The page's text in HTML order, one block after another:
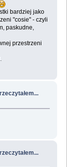
bardziej jako
"cosie" - czyli
paskudne,
przestrzeni